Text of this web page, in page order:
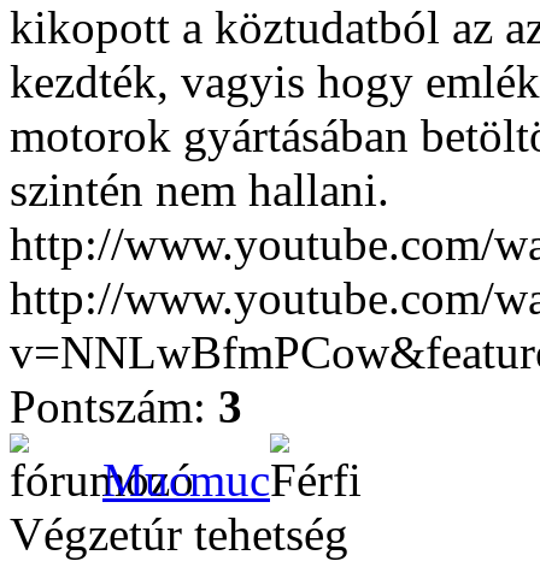
kikopott a köztudatból az
kezdték, vagyis hogy
motorok gyártásában
szintén nem hallani.
http://www.youtube.com/
http://www.youtube.com/
Pontszám: 3
Mucmuc
Végzetúr tehetség